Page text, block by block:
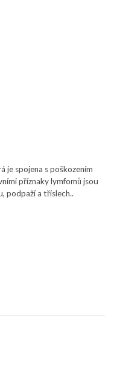
je spojena s poškozením
příznaky lymfomů jsou
podpaží a tříslech..